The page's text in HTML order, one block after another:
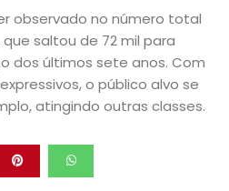
observado no número total
saltou de 72 mil para
dos últimos sete anos. Com
o público alvo se
atingindo outras classes.